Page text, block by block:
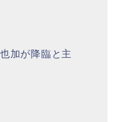
加が降臨と主